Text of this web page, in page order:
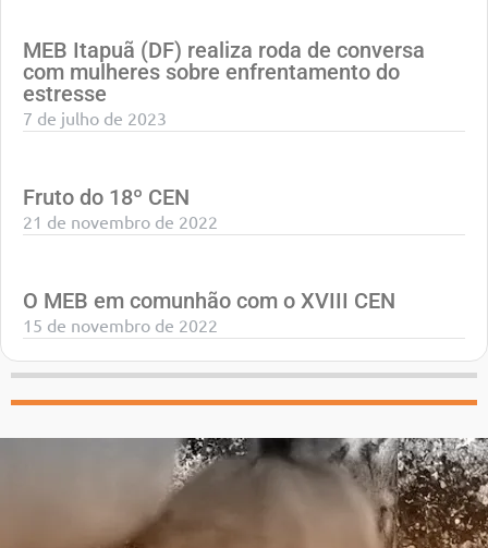
MEB Itapuã (DF) realiza roda de conversa
com mulheres sobre enfrentamento do
estresse
7 de julho de 2023
Fruto do 18º CEN
21 de novembro de 2022
O MEB em comunhão com o XVIII CEN
15 de novembro de 2022